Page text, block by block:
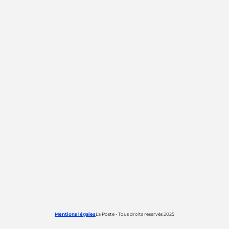
Mentions légalesLa Poste - Tous droits réservés 2025